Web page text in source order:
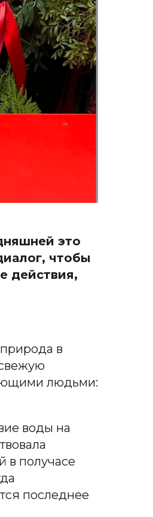
это
чтобы
действия,
в
людьми:
воды на
в получасе
последнее